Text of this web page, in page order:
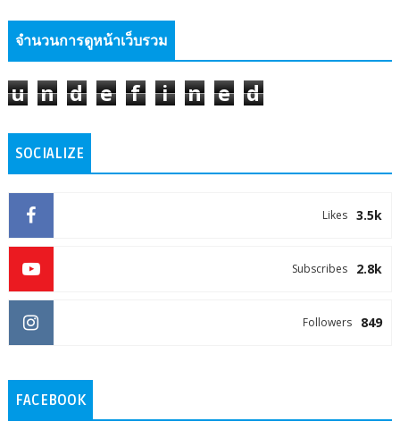
จำนวนการดูหน้าเว็บรวม
u n d e f i n e d
SOCIALIZE
3.5k
Likes
2.8k
Subscribes
849
Followers
FACEBOOK